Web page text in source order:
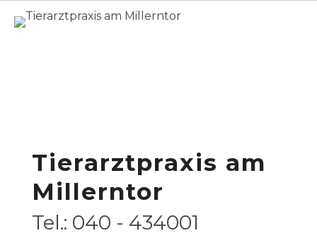
Tierarztpraxis am
Millerntor
Tel.: 040 - 434001
Frettchen